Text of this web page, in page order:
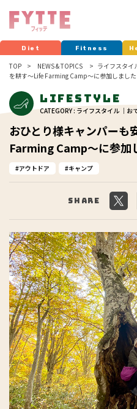
Diet Fitness
TOP NEWS & TOPICS ライフスタイ
を耕す〜Life Farming Camp〜に参加しました
Lifestyle
CATEGORY : ライフスタイル ｜お
おひとり様キャンパーも
Farming Camp〜に参加
アウトドア キャンプ
Share